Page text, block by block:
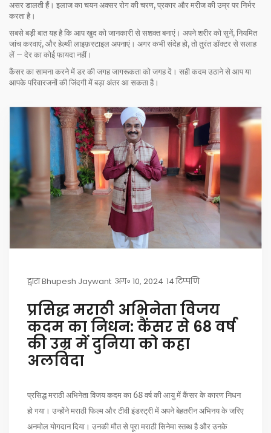
असर डालती हैं। इलाज का चयन अक्सर रोग की चरण, प्रकार और मरीज की उम्र पर निर्भर
करता है।
सबसे बड़ी बात यह है कि आप खुद को जानकारी से सशक्त बनाएं। अपने शरीर को सुनें, नियमित
जांच करवाएं, और हेल्थी लाइफ़स्टाइल अपनाएं। अगर कभी संदेह हो, तो तुरंत डॉक्टर से सलाह
लें – देर का कोई फायदा नहीं।
कैंसर का सामना करने में डर की जगह जागरूकता को जगह दें। सही कदम उठाने से आप या
आपके परिवारजनों की जिंदगी में बड़ा अंतर आ सकता है।
द्वाराBhupesh Jaywant अग॰ 10, 2024 14 टिप्पणि
प्रसिद्ध मराठी अभिनेता विजय
कदम का निधन: कैंसर से 68 वर्ष
की उम्र में दुनिया को कहा
अलविदा
प्रसिद्ध मराठी अभिनेता विजय कदम का 68 वर्ष की आयु में कैंसर के कारण निधन
हो गया। उन्होंने मराठी फिल्म और टीवी इंडस्ट्री में अपने बेहतरीन अभिनय के जरिए
अनमोल योगदान दिया। उनकी मौत से पूरा मराठी सिनेमा स्तब्ध है और उनके